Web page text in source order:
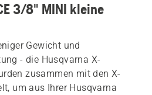
3/8" MINI kleine
Gewicht und
- die Husqvarna X-
zusammen mit den X-
um aus Ihrer Husqvarna